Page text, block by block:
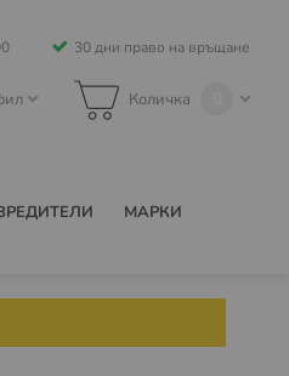
30 дни право на връщане
Количка
МАРКИ